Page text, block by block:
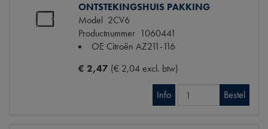
ONTSTEKINGSHUIS PAKKING
Model 2CV6
Productnummer 1060441
OE Citroën AZ211-116
€ 2,47 (€ 2,04 excl. btw)
Info Bestel